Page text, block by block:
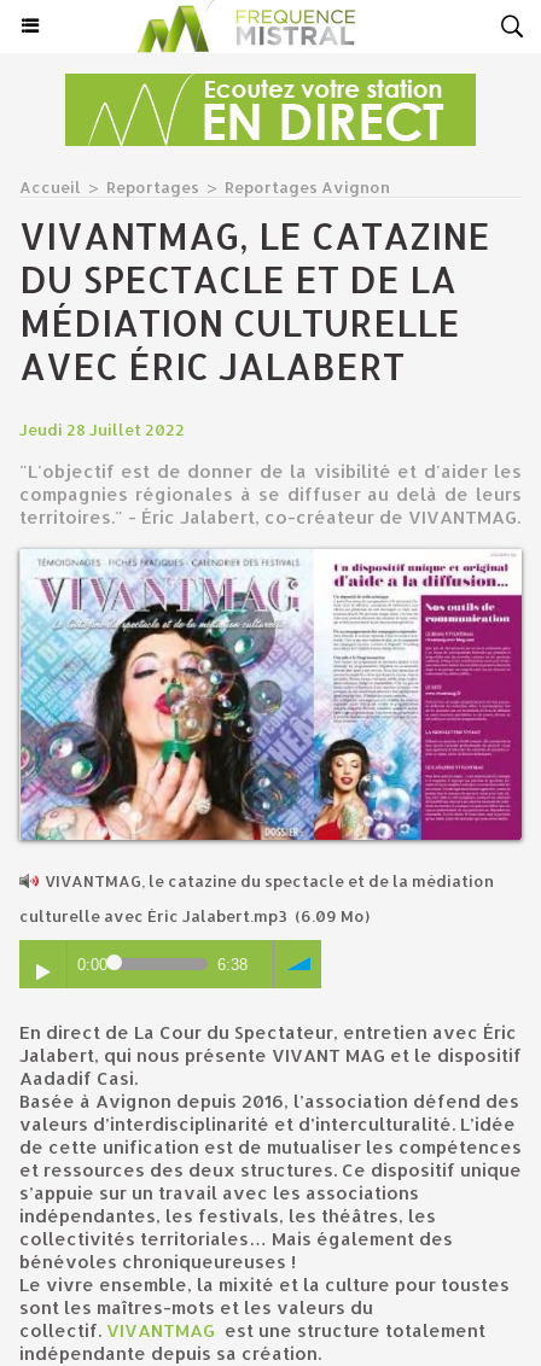
Accueil > Reportages > Reportages Avignon
VIVANTMAG, LE CATAZINE
DU SPECTACLE ET DE LA
MÉDIATION CULTURELLE
AVEC ÉRIC JALABERT
Jeudi 28 Juillet 2022
"L'objectif est de donner de la visibilité et d'aider les
compagnies régionales à se diffuser au delà de leurs
territoires." - Éric Jalabert, co-créateur de VIVANTMAG.
VIVANTMAG, le catazine du spectacle et de la médiation
culturelle avec Éric Jalabert.mp3 (6.09 Mo)
0:00 6:38
En direct de La Cour du Spectateur, entretien avec Éric
Jalabert, qui nous présente VIVANT MAG et le dispositif
Aadadif Casi.
Basée à Avignon depuis 2016, l’association défend des
valeurs d’interdisciplinarité et d’interculturalité. L’idée
de cette unification est de mutualiser les compétences
et ressources des deux structures. Ce dispositif unique
s’appuie sur un travail avec les associations
indépendantes, les festivals, les théâtres, les
collectivités territoriales… Mais également des
bénévoles chroniqueureuses !
Le vivre ensemble, la mixité et la culture pour toustes
sont les maîtres-mots et les valeurs du
collectif. VIVANTMAG est une structure totalement
indépendante depuis sa création.